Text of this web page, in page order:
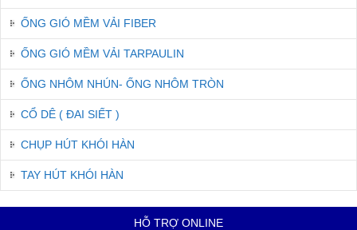
ỐNG GIÓ MỀM VẢI FIBER
ỐNG GIÓ MỀM VẢI TARPAULIN
ỐNG NHÔM NHÚN- ỐNG NHÔM TRÒN
CỔ DÊ ( ĐAI SIẾT )
CHỤP HÚT KHÓI HÀN
TAY HÚT KHÓI HÀN
HỖ TRỢ ONLINE